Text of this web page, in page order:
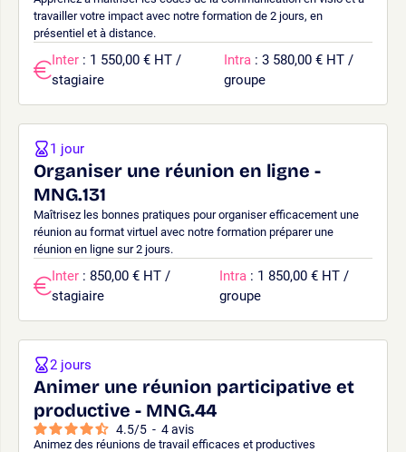
travailler votre impact avec notre formation de 2 jours, en
présentiel et à distance.
Inter : 1 550,00 € HT /
stagiaire
Intra : 3 580,00 € HT /
groupe
Organiser une réunion en ligne -
MNG.131
Maîtrisez les bonnes pratiques pour organiser efficacement une
réunion au format virtuel avec notre formation préparer une
réunion en ligne sur 2 jours.
1 jour
Inter : 850,00 € HT /
stagiaire
Intra : 1 850,00 € HT /
groupe
Animer une réunion participative et
productive - MNG.44
4.5/5 - 4avis
Animez des réunions de travail efficaces et productives
2 jours